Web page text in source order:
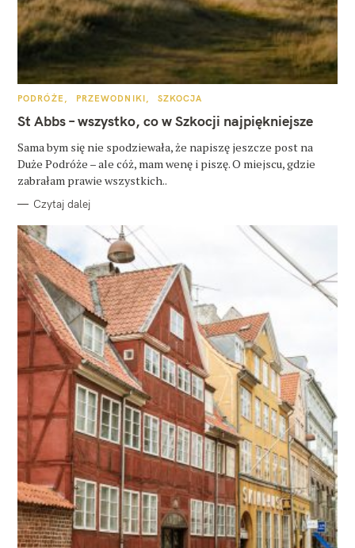
K
T
E
O
R
I
PODRÓŻE PRZEWODNIKI SZKOCJA
St Abbs – wszystko, co w Szkocji najpiękniejsze
Sama bym się nie spodziewała, że napiszę jeszcze post na
Duże Podróże – ale cóż, mam wenę i piszę. O miejscu, gdzie
zabrałam prawie wszystkich..
Czytaj dalej